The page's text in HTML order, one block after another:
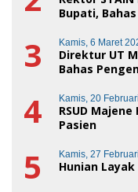
Bupati,
3 Kamis, 6 Maret
Direktur UT
Bahas
4 Kamis, 20
RSUD
Pasien
5 Kamis, 27
Hunian